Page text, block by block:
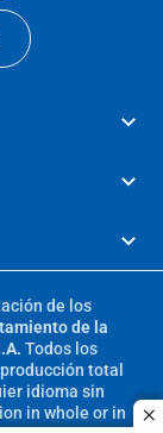
de los
de la
Todos los
total
idioma sin
in whole or in